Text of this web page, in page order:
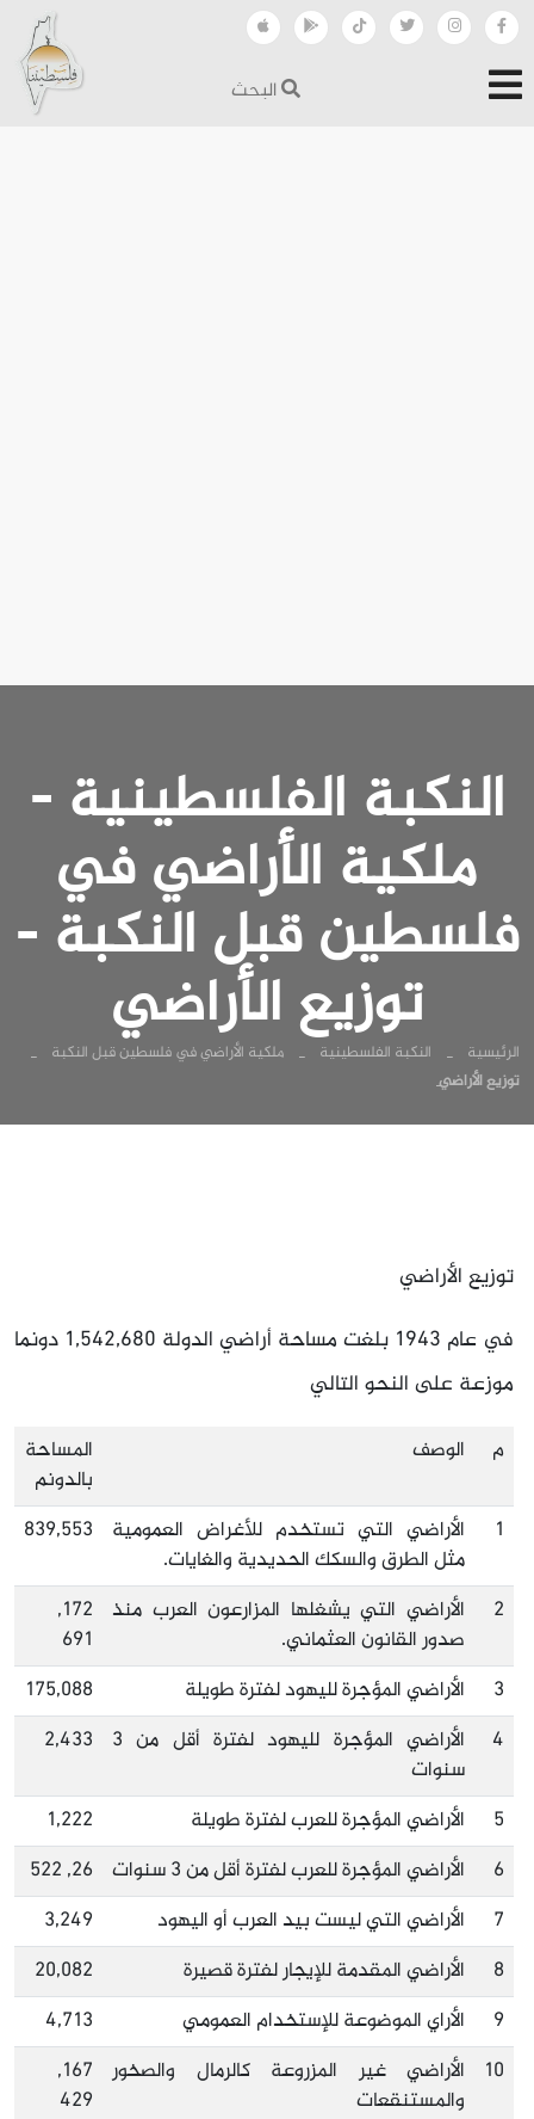
البحث
النكبة الفلسطينية -
ملكية الأراضي في
فلسطين قبل النكبة -
توزيع الأراضي الرئيسية النكبة الفلسطينية
ملكية الأراضي في فلسطين قبل النكبة
توزيع الأراضي
توزيع الأراضي
في عام 1943 بلغت مساحة أراضي الدولة 1,542,680 دونما
موزعة على النحو التالي
م الوصف
المساحة
بالدونم
1
الأراضي التي تستخدم للأغراض العمومية
مثل الطرق والسكك الحديدية والغايات.
839,553
2
الأراضي التي يشغلها المزارعون العرب منذ
صدور القانون العثماني.
172,
691
3
الأراضي المؤجرة لليهود لفترة طويلة
175,088
4
الأراضي المؤجرة لليهود لفترة أقل من 3
سنوات
2,433
5 الأراضي المؤجرة للعرب لفترة طويلة
1,222
6
الأراضي المؤجرة للعرب لفترة أقل من 3 سنوات
26, 522
7
الأراضي التي ليست بيد العرب أو اليهود
3,249
8
الأراضي المقدمة للإيجار لفترة قصيرة
20,082
9
الأراي الموضوعة للإستخدام العمومي
4,713
10
الأراضي غير المزروعة كالرمال والصخور
والمستنقعات
167,
429